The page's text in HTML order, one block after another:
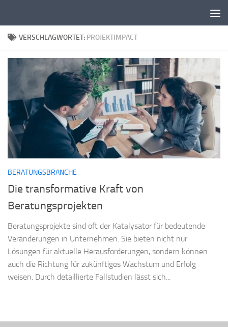
VERSCHLAGWORTET: PROJEKTIMPACT
BERATUNGSBRANCHE
Die transformative Kraft von
Beratungsprojekten
Beratungsprojekte sind oft der Katalysator für bedeutende
Veränderungen in Unternehmen. Sie bieten nicht nur
Lösungen für aktuelle Herausforderungen, sondern können
auch die Richtung für zukünftiges Wachstum und Erfolg
weisen. Durch detaillierte Fallstudien lässt sich...